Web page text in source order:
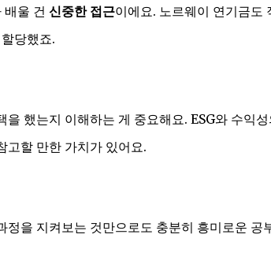
배울 건 신중한 접근이에요. 노르웨이 연기금도
당했죠.
했는지 이해하는 게 중요해요. ESG와 수익
고할 만한 가치가 있어요.
정을 지켜보는 것만으로도 충분히 흥미로운 공